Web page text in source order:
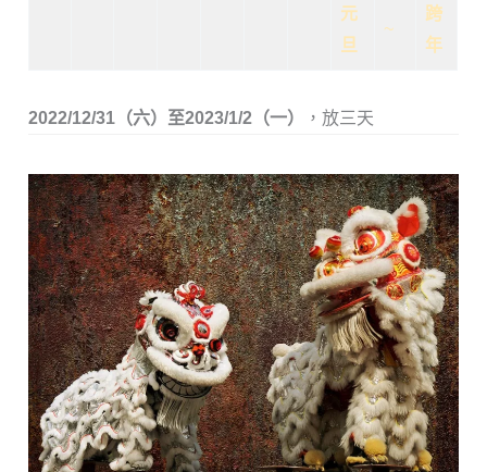
元
旦
~
跨
年
2022/12/31（六）至2023/1/2（一） ，放三天